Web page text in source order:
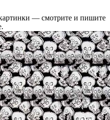
— смотрите и пишите